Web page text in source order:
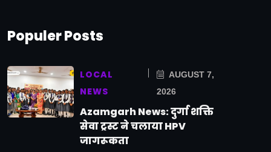
Populer Posts
LOCAL
NEWS
AUGUST 7,
2026
Azamgarh News: दुर्गा शक्ति
सेवा ट्रस्ट ने चलाया HPV
जागरूकता